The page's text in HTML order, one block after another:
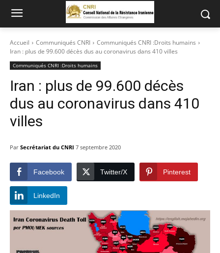
Accueil Communiqués CNRI
Communiqués CNRI :Droits humains
Iran : plus de 99.600 décès dus au coronavirus dans 410 villes
Communiqués CNRI :Droits humains
Iran : plus de 99.600 décès
dus au coronavirus dans 410
villes
Par Secrétariat du CNRI 7 septembre 2020
Facebook Twitter/X Pinterest
LinkedIn